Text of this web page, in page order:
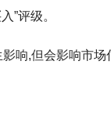
”评级。
响,但会影响市